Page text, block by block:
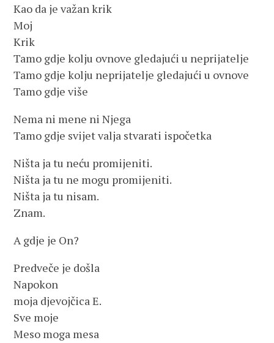
Kao da je važan krik
Moj
Krik
Tamo gdje kolju ovnove gledajući u neprijatelje
Tamo gdje kolju neprijatelje gledajući u ovnove
Tamo gdje više
Nema ni mene ni Njega
Tamo gdje svijet valja stvarati ispočetka
Ništa ja tu neću promijeniti.
Ništa ja tu ne mogu promijeniti.
Ništa ja tu nisam.
Znam.
A gdje je On?
Predveče je došla
Napokon
moja djevojčica E.
Sve moje
Meso moga mesa